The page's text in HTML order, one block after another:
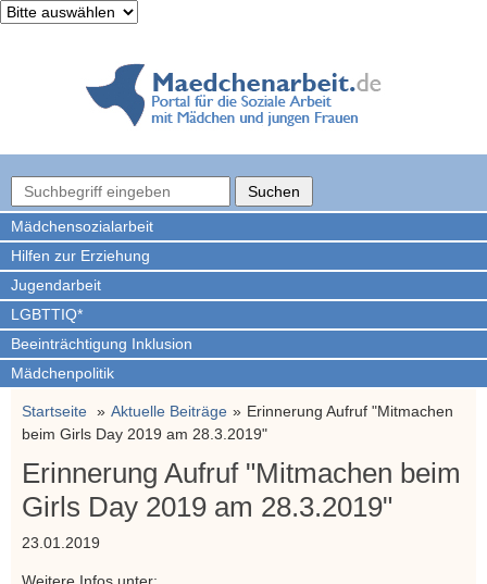
Mädchen­sozialarbeit
Hilfen zur Erziehung
Jugendarbeit
LGBTTIQ*
Beeinträchtigung Inklusion
Mädchenpolitik
Startseite Aktuelle Beiträge
Erinnerung Aufruf "Mitmachen
beim Girls Day 2019 am 28.3.2019"
Erinnerung Aufruf "Mitmachen beim
Girls Day 2019 am 28.3.2019"
23.01.2019
Weitere Infos unter: